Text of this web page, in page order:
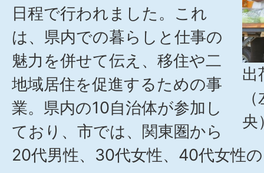
出
央
日程で行われました。これ
は、県内での暮らしと仕事の
魅力を併せて伝え、移住や二
地域居住を促進するための事
業。県内の10自治体が参加し
ており、市では、関東圏から
20代男性、30代女性、40代女性